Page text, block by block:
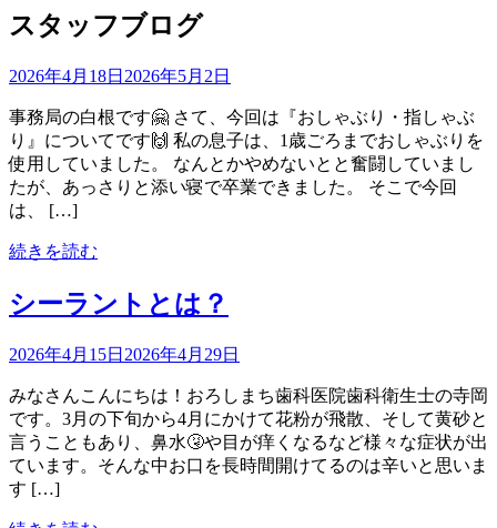
スタッフブログ
2026年4月18日 2026年5月2日
事務局の白根です🤗 さて、今回は『おしゃぶり・指しゃぶ
り』についてです🙌 私の息子は、1歳ごろまでおしゃぶりを
使用していました。 なんとかやめないとと奮闘していまし
たが、あっさりと添い寝で卒業できました。 そこで今回
は、 […]
続きを読む
シーラントとは？
2026年4月15日 2026年4月29日
みなさんこんにちは！おろしまち歯科医院歯科衛生士の寺岡
です。3月の下旬から4月にかけて花粉が飛散、そして黄砂と
言うこともあり、鼻水🤧や目が痒くなるなど様々な症状が出
ています。そんな中お口を長時間開けてるのは辛いと思いま
す […]